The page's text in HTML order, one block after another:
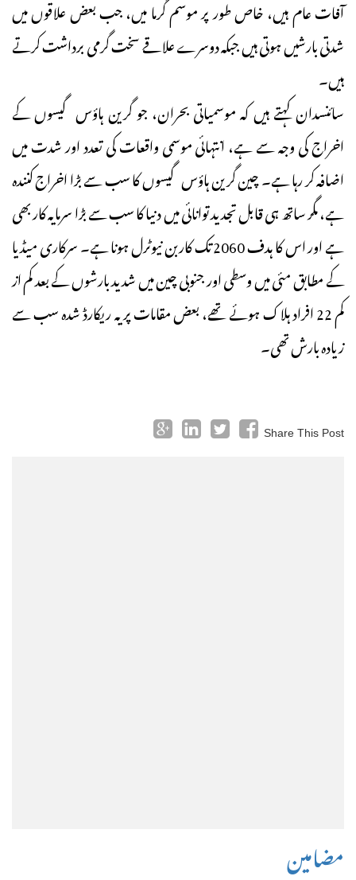
آفات عام ہیں، خاص طور پر موسم گرما میں، جب بعض علاقوں میں
شدتی بارشیں ہوتی ہیں جبکہ دوسرے علاقے سخت گرمی برداشت کرتے
ہیں۔
سائنسدان کہتے ہیں کہ موسمیاتی بحران، جو گرین ہاؤس گیسوں کے
اخراج کی وجہ سے ہے، انتہائی موسمی واقعات کی تعدد اور شدت میں
اضافہ کر رہا ہے۔ چین گرین ہاؤس گیسوں کا سب سے بڑا اخراج کنندہ
ہے، مگر ساتھ ہی قابل تجدید توانائی میں دنیا کا سب سے بڑا سرمایہ کار بھی
ہے اور اس کا ہدف 2060 تک کاربن نیوٹرل ہونا ہے۔ سرکاری میڈیا
کے مطابق مئی میں وسطی اور جنوبی چین میں شدید بارشوں کے بعد کم از
کم 22 افراد ہلاک ہوئے تھے، بعض مقامات پر یہ ریکارڈ شدہ سب سے
زیادہ بارش تھی۔
Share This Post
مضامین